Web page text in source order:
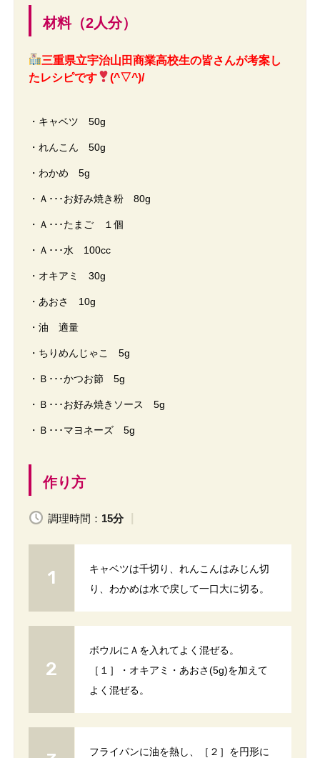
材料（2人分）
三重県立宇治山田商業高校生の皆さんが考案し
たレシピです
(^▽^)/
・キャベツ 50g
・れんこん 50g
・わかめ 5g
・Ａ･･･お好み焼き粉 80g
・Ａ･･･たまご １個
・Ａ･･･水 100cc
・オキアミ 30g
・あおさ 10g
・油 適量
・ちりめんじゃこ 5g
・Ｂ･･･かつお節 5g
・Ｂ･･･お好み焼きソース 5g
・Ｂ･･･マヨネーズ 5g
作り方
調理時間： 15分
キャベツは千切り、れんこんはみじん切
り、わかめは水で戻して一口大に切る。
ボウルにＡを入れてよく混ぜる。
［１］・オキアミ・あおさ(5g)を加えて
よく混ぜる。
フライパンに油を熱し、［２］を円形に